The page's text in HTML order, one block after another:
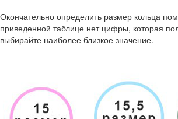
Окончательно определить размер кольца
приведенной таблице нет цифры, которая
выбирайте наиболее близкое значение.